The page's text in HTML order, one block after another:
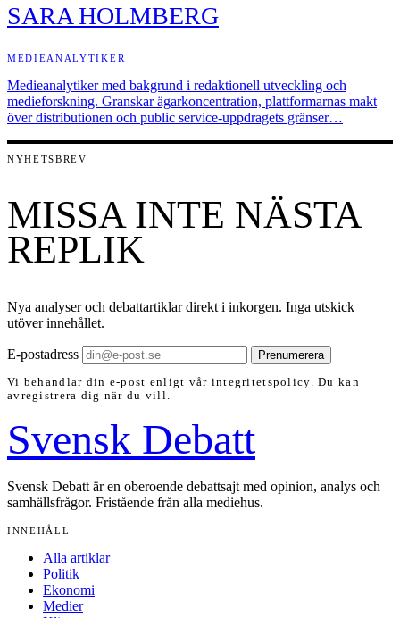
SARA HOLMBERG
MEDIEANALYTIKER
Medieanalytiker med bakgrund i redaktionell utveckling och
medieforskning. Granskar ägarkoncentration, plattformarnas makt
över distributionen och public service-uppdragets gränser…
NYHETSBREV
MISSA INTE NÄSTA
REPLIK
Nya analyser och debattartiklar direkt i inkorgen. Inga utskick
utöver innehållet.
E-postadress Prenumerera
Vi behandlar din e-post enligt vår integritetspolicy. Du kan
avregistrera dig när du vill.
Svensk Debatt
Svensk Debatt är en oberoende debattsajt med opinion, analys och
samhällsfrågor. Fristående från alla mediehus.
INNEHÅLL
Alla artiklar
Politik
Ekonomi
Medier